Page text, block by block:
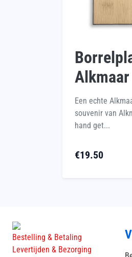
Alkmaar
Een echte
souvenir van
hand get...
€19.50
Bestelling & Betaling
Levertijden & Bezorging